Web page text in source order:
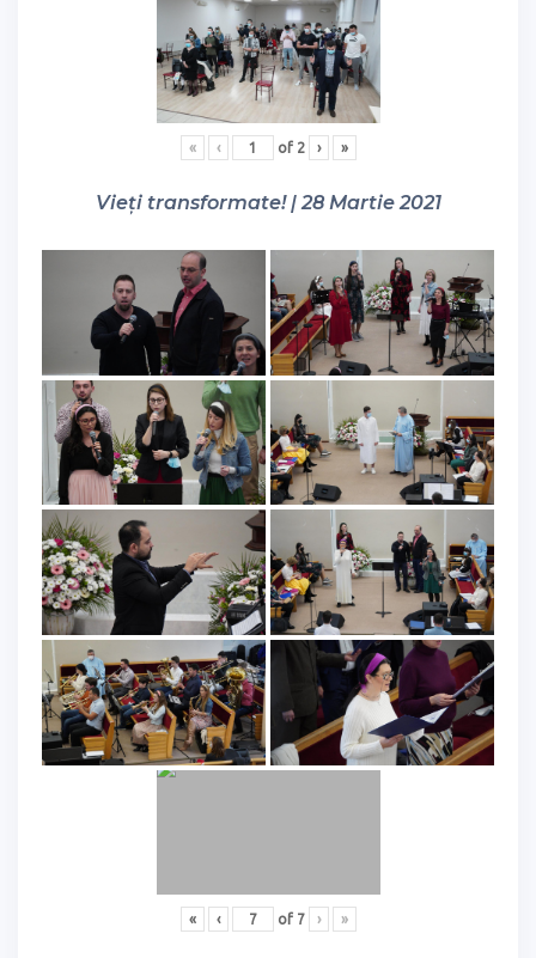
« ‹ of 2 › »
Vieți transformate! | 28 Martie 2021
« ‹ of 7 › »